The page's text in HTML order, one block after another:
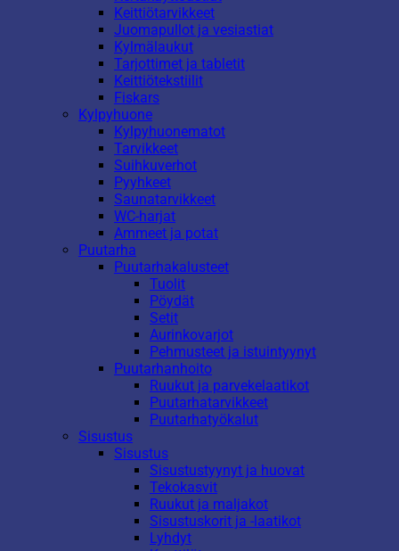
Keittiötarvikkeet
Juomapullot ja vesiastiat
Kylmälaukut
Tarjottimet ja tabletit
Keittiötekstiilit
Fiskars
Kylpyhuone
Kylpyhuonematot
Tarvikkeet
Suihkuverhot
Pyyhkeet
Saunatarvikkeet
WC-harjat
Ammeet ja potat
Puutarha
Puutarhakalusteet
Tuolit
Pöydät
Setit
Aurinkovarjot
Pehmusteet ja istuintyynyt
Puutarhanhoito
Ruukut ja parvekelaatikot
Puutarhatarvikkeet
Puutarhatyökalut
Sisustus
Sisustus
Sisustustyynyt ja huovat
Tekokasvit
Ruukut ja maljakot
Sisustuskorit ja -laatikot
Lyhdyt